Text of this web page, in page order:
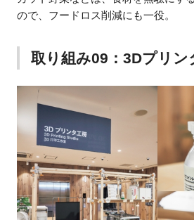
ので、フードロス削減にも一役。
取り組み09：3Dプリン